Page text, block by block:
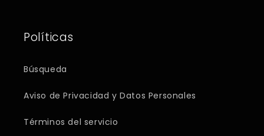
Políticas
Búsqueda
Aviso de Privacidad y Datos Personales
Términos del servicio